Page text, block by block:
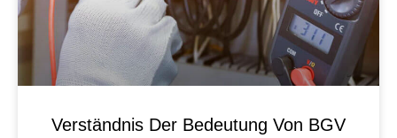
Verständnis Der Bedeutung Von BGV